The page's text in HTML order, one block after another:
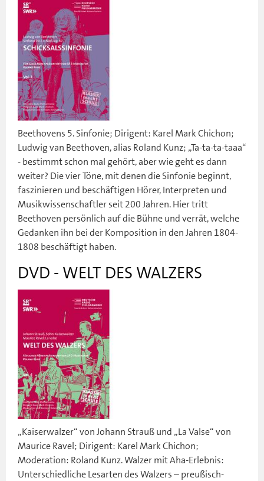
Beethovens 5. Sinfonie; Dirigent: Karel Mark Chichon;
Ludwig van Beethoven, alias Roland Kunz; „Ta-ta-ta-taaa“
- bestimmt schon mal gehört, aber wie geht es dann
weiter? Die vier Töne, mit denen die Sinfonie beginnt,
faszinieren und beschäftigen Hörer, Interpreten und
Musikwissenschaftler seit 200 Jahren. Hier tritt
Beethoven persönlich auf die Bühne und verrät, welche
Gedanken ihn bei der Komposition in den Jahren 1804-
1808 beschäftigt haben.
DVD - WELT DES WALZERS
„Kaiserwalzer“ von Johann Strauß und „La Valse“ von
Maurice Ravel; Dirigent: Karel Mark Chichon;
Moderation: Roland Kunz. Walzer mit Aha-Erlebnis:
Unterschiedliche Lesarten des Walzers – preußisch-